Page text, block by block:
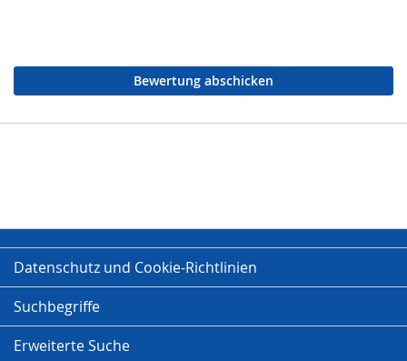
Bewertung abschicken
Datenschutz und Cookie-Richtlinien
Suchbegriffe
Erweiterte Suche